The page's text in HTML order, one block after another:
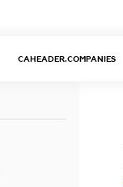
CAHEADER.COMPANIES